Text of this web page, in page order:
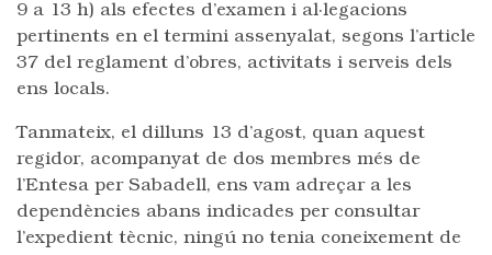
9 a 13 h) als efectes d’examen i al·legacions
pertinents en el termini assenyalat, segons l’article
37 del reglament d’obres, activitats i serveis dels
ens locals.
Tanmateix, el dilluns 13 d’agost, quan aquest
regidor, acompanyat de dos membres més de
l’Entesa per Sabadell, ens vam adreçar a les
dependències abans indicades per consultar
l’expedient tècnic, ningú no tenia coneixement de